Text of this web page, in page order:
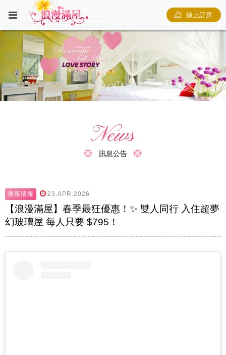
線上訂房
News
訊息公告
優惠情報 23.APR.2026
【浪漫滿屋】春季最狂優惠！✨ ​雙人同行 入住超夢
幻玻璃屋 每人只要 $795！